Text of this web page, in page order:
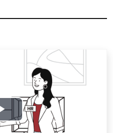
Play